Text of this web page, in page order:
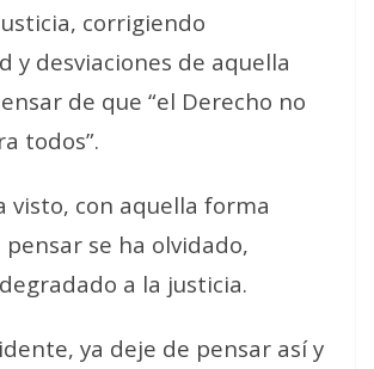
corrigiendo
y desviaciones de aquella
de que “el Derecho no
todos”.
visto, con aquella forma
se ha olvidado,
a la justicia.
ya deje de pensar así y